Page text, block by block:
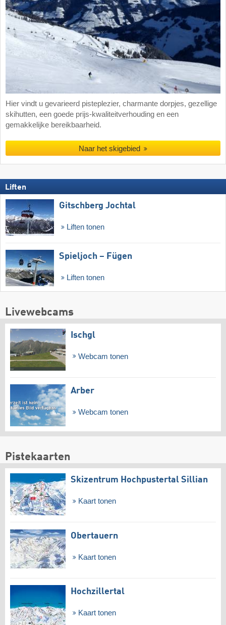
Hier vindt u gevarieerd pisteplezier, charmante dorpjes, gezellige
skihutten, een goede prijs-kwaliteitverhouding en een
gemakkelijke bereikbaarheid.
Naar het skigebied
Liften
Gitschberg Jochtal
Liften tonen
Spieljoch – Fügen
Liften tonen
Livewebcams
Ischgl
Webcam tonen
Arber
Webcam tonen
Pistekaarten
Skizentrum Hochpustertal Sillian
Kaart tonen
Obertauern
Kaart tonen
Hochzillertal
Kaart tonen